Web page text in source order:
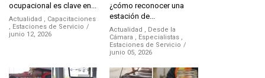
ocupacional es clave en...
Actualidad , Capacitaciones
, Estaciones de Servicio
junio 12, 2026
¿cómo reconocer una
estación de...
Actualidad , Desde la
Cámara , Especialistas ,
Estaciones de Servicio
junio 05, 2026